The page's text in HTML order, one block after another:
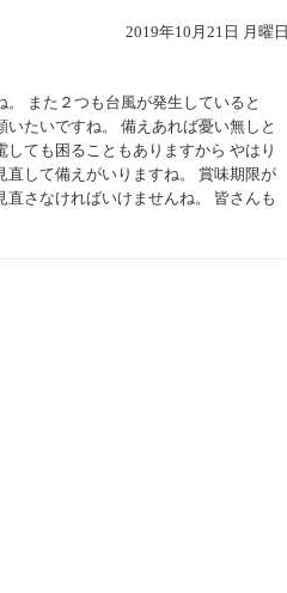
2019年10月21日 月曜日
また２つも台風が発生していると
たいですね。 備えあれば憂い無しと
ても困ることもありますから やはり
直して備えがいりますね。 賞味期限が
さなければいけませんね。 皆さんも